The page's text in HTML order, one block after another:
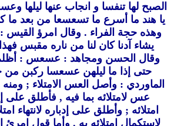
الصبح لها تنفسا و انجاب عنها ليلها
يا هند ما أسرع ما تسعسعا من بعد
وهذه حجة الفراء . وقال امرؤ
يشاء آدنا كان لنا من ناره مقبس
وقال الحسن ومجاهد : عسعس :
حتى إذا ما ليلهن عسعسا ركبن من
الماوردي : وأصل العس الامتلاء ; ومنه
عس لامتلائه بما فيه , فأطلق على
امتلائه ; وأطلق على إدباره لانتهاء
لاستكمال امتلائه به . وأما قول امرئ